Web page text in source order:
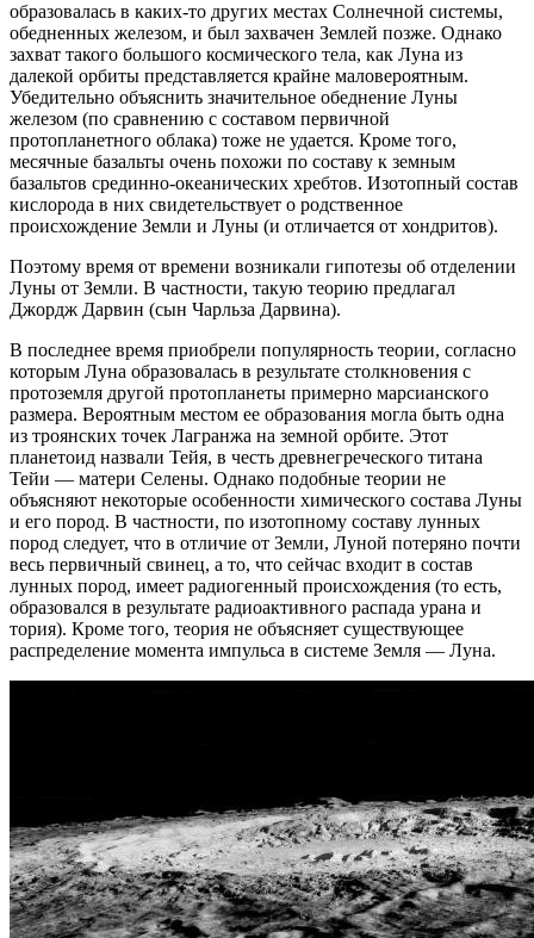
образовалась в каких-то других местах Солнечной системы,
обедненных железом, и был захвачен Землей позже. Однако
захват такого большого космического тела, как Луна из
далекой орбиты представляется крайне маловероятным.
Убедительно объяснить значительное обеднение Луны
железом (по сравнению с составом первичной
протопланетного облака) тоже не удается. Кроме того,
месячные базальты очень похожи по составу к земным
базальтов срединно-океанических хребтов. Изотопный состав
кислорода в них свидетельствует о родственное
происхождение Земли и Луны (и отличается от хондритов).
Поэтому время от времени возникали гипотезы об отделении
Луны от Земли. В частности, такую ​​теорию предлагал
Джордж Дарвин (сын Чарльза Дарвина).
В последнее время приобрели популярность теории, согласно
которым Луна образовалась в результате столкновения с
протоземля другой протопланеты примерно марсианского
размера. Вероятным местом ее образования могла быть одна
из троянских точек Лагранжа на земной орбите. Этот
планетоид назвали Тейя, в честь древнегреческого титана
Тейи — матери Селены. Однако подобные теории не
объясняют некоторые особенности химического состава Луны
и его пород. В частности, по изотопному составу лунных
пород следует, что в отличие от Земли, Луной потеряно почти
весь первичный свинец, а то, что сейчас входит в состав
лунных пород, имеет радиогенный происхождения (то есть,
образовался в результате радиоактивного распада урана и
тория). Кроме того, теория не объясняет существующее
распределение момента импульса в системе Земля — ​​Луна.